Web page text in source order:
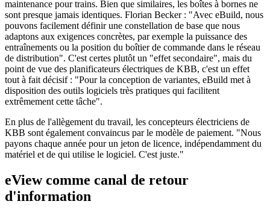
maintenance pour trains. Bien que similaires, les boîtes à bornes ne
sont presque jamais identiques. Florian Becker : "Avec eBuild, nous
pouvons facilement définir une constellation de base que nous
adaptons aux exigences concrètes, par exemple la puissance des
entraînements ou la position du boîtier de commande dans le réseau
de distribution". C'est certes plutôt un "effet secondaire", mais du
point de vue des planificateurs électriques de KBB, c'est un effet
tout à fait décisif : "Pour la conception de variantes, eBuild met à
disposition des outils logiciels très pratiques qui facilitent
extrêmement cette tâche".
En plus de l'allègement du travail, les concepteurs électriciens de
KBB sont également convaincus par le modèle de paiement. "Nous
payons chaque année pour un jeton de licence, indépendamment du
matériel et de qui utilise le logiciel. C'est juste."
eView comme canal de retour
d'information